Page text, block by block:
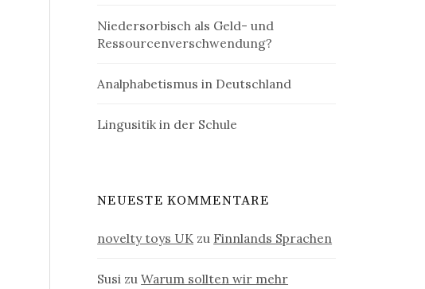
Niedersorbisch als Geld- und
Ressourcenverschwendung?
Analphabetismus in Deutschland
Lingusitik in der Schule
NEUESTE KOMMENTARE
novelty toys UK zu Finnlands Sprachen
Susi zuWarum sollten wir mehr